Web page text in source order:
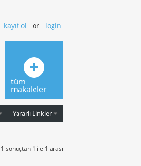
kayıt ol or login
Yararlı Linkler
tüm
makaleler
1 sonuçtan 1 ile 1 arası